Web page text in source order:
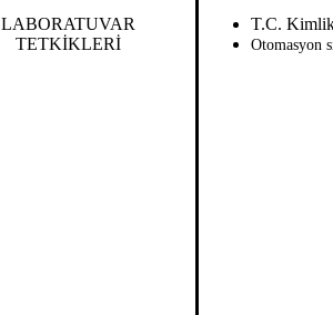
LABORATUVAR
TETKİKLERİ
T.C. Kimlik
Otomasyon